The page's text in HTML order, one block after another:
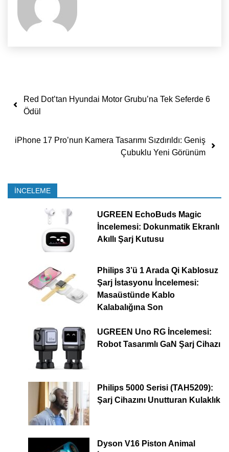
Yazı dolaşımı
Red Dot’tan Hyundai Motor Grubu’na Tek Seferde 6
Ödül
iPhone 17 Pro’nun Kamera Tasarımı Sızdırıldı: Geniş
Çubuklu Yeni Görünüm
İNCELEME
UGREEN EchoBuds Magic
İncelemesi: Dokunmatik Ekranlı
Akıllı Şarj Kutusu
Philips 3’ü 1 Arada Qi Kablosuz
Şarj İstasyonu İncelemesi:
Masaüstünde Kablo
Kalabalığına Son
UGREEN Uno RG İncelemesi:
Robot Tasarımlı GaN Şarj Cihazı
Philips 5000 Serisi (TAH5209):
Şarj Cihazını Unutturan Kulaklık
Dyson V16 Piston Animal